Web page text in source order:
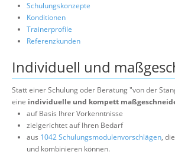
Schulungskonzepte
Konditionen
Trainerprofile
Referenzkunden
Individuell und
Statt einer Schulung oder Beratung "von der
eine individuelle und kompett
auf Basis Ihrer Vorkenntnisse
zielgerichtet auf Ihren Bedarf
aus 1042 Schulungsmodulenvorschlägen,
und kombinieren können.